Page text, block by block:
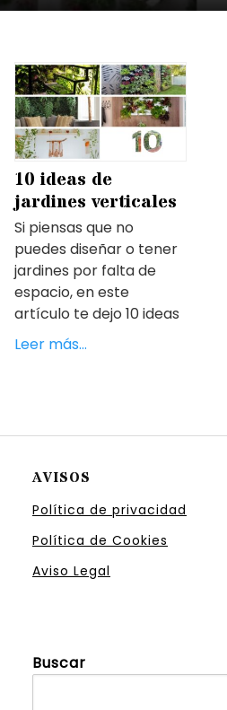
10 ideas de
jardines verticales
Si piensas que no
puedes diseñar o tener
jardines por falta de
espacio, en este
artículo te dejo 10 ideas
Leer más…
AVISOS
Política de privacidad
Política de Cookies
Aviso Legal
Buscar